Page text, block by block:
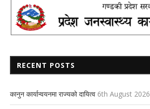
RECENT POSTS
कानुन कार्यान्वयनमा राज्यको दायित्व 6th August 2026